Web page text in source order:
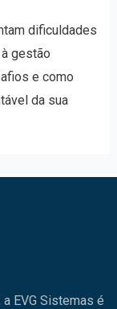
dificuldades
gestão
e como
da sua
EVG Sistemas é